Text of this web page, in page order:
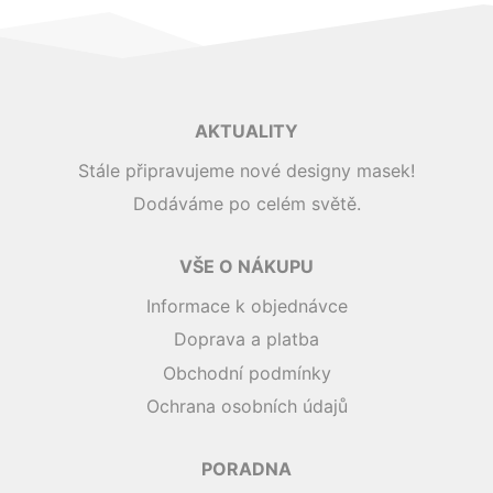
AKTUALITY
Stále připravujeme nové designy masek!
Dodáváme po celém světě.
VŠE O NÁKUPU
Informace k objednávce
Doprava a platba
Obchodní podmínky
Ochrana osobních údajů
PORADNA